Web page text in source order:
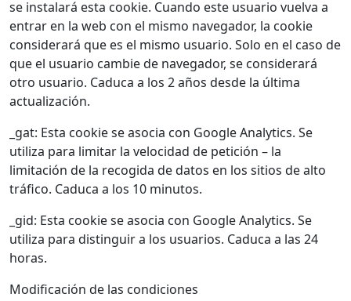
se instalará esta cookie. Cuando este usuario vuelva a
entrar en la web con el mismo navegador, la cookie
considerará que es el mismo usuario. Solo en el caso de
que el usuario cambie de navegador, se considerará
otro usuario. Caduca a los 2 años desde la última
actualización.
_gat: Esta cookie se asocia con Google Analytics. Se
utiliza para limitar la velocidad de petición – la
limitación de la recogida de datos en los sitios de alto
tráfico. Caduca a los 10 minutos.
_gid: Esta cookie se asocia con Google Analytics. Se
utiliza para distinguir a los usuarios. Caduca a las 24
horas.
Modificación de las condiciones